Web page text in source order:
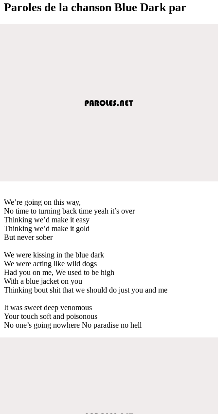
Paroles de la chanson Blue Dark par
We’re going on this way,
No time to turning back time yeah it’s over
Thinking we’d make it easy
Thinking we’d make it gold
But never sober
We were kissing in the blue dark
We were acting like wild dogs
Had you on me, We used to be high
With a blue jacket on you
Thinking bout shit that we should do just you and me
It was sweet deep venomous
Your touch soft and poisonous
No one’s going nowhere No paradise no hell